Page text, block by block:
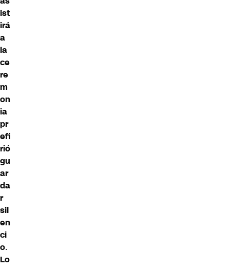
ist
irá
a
la
ce
re
m
on
ia
pr
efi
rió
gu
ar
da
r
sil
en
ci
o.
Lo